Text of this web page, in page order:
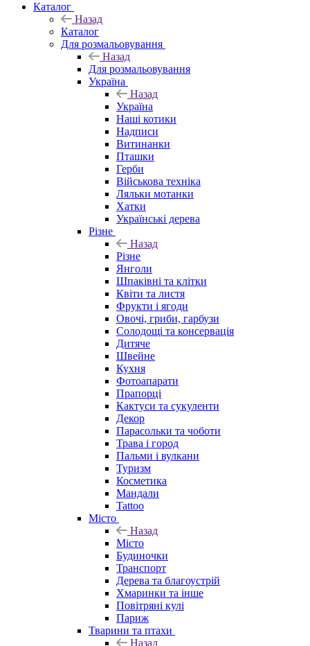
Каталог
Назад
Каталог
Для розмальовування
Назад
Для розмальовування
Україна
Назад
Україна
Наші котики
Надписи
Витинанки
Пташки
Герби
Військова техніка
Ляльки мотанки
Хатки
Українські дерева
Різне
Назад
Різне
Янголи
Шпаківні та клітки
Квіти та листя
Фрукти і ягоди
Овочі, гриби, гарбузи
Солодощі та консервація
Дитяче
Швейне
Кухня
Фотоапарати
Прапорці
Кактуси та сукуленти
Декор
Парасольки та чоботи
Трава і город
Пальми і вулкани
Туризм
Косметика
Мандали
Tattoo
Місто
Назад
Місто
Будиночки
Транспорт
Дерева та благоустрій
Хмаринки та інше
Повітряні кулі
Париж
Тварини та птахи
Назад